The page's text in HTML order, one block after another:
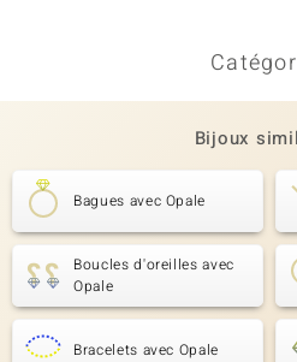
Bijoux
Bagues avec Opale
Boucles d'oreilles avec
Opale
Bracelets avec Opale